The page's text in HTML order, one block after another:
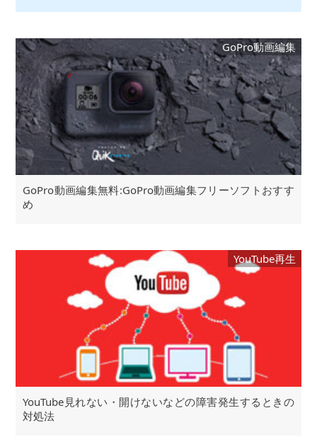
GoPro動画編集
GoPro動画編集無料:GoPro動画編集フリーソフトおすす
め
YouTube再生
YouTube見れない・開けないなどの障害発生するときの
対処法